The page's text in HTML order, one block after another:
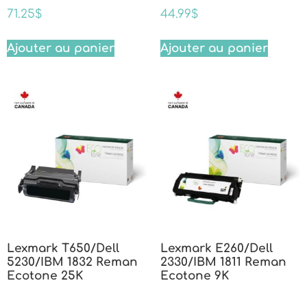
71.25$
Ajouter au panier
44.99$
Ajouter au panier
Lexmark T650/Dell
5230/IBM 1832 Reman
Ecotone 25K
Lexmark E260/Dell
2330/IBM 1811 Reman
Ecotone 9K